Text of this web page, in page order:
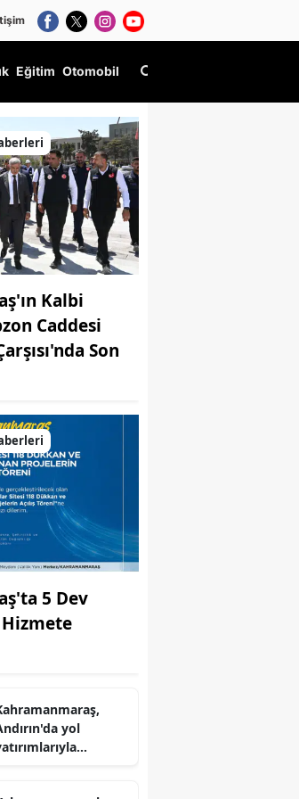
Eğitim Otomobil
Kalbi
Caddesi
Son
5 Dev
Hizmete
yol